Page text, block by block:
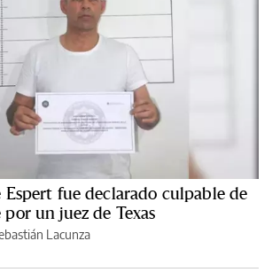
fue declarado culpable de
un juez de Texas
Lacunza